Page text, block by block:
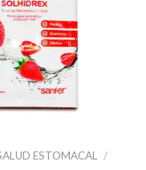
ESTOMACAL
/